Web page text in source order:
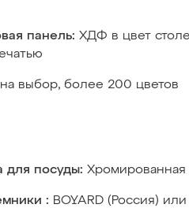
панель: ХДФ в цвет
на выбор, более 200 цветов
для посуды: Хромированная
: BOYARD (Россия)